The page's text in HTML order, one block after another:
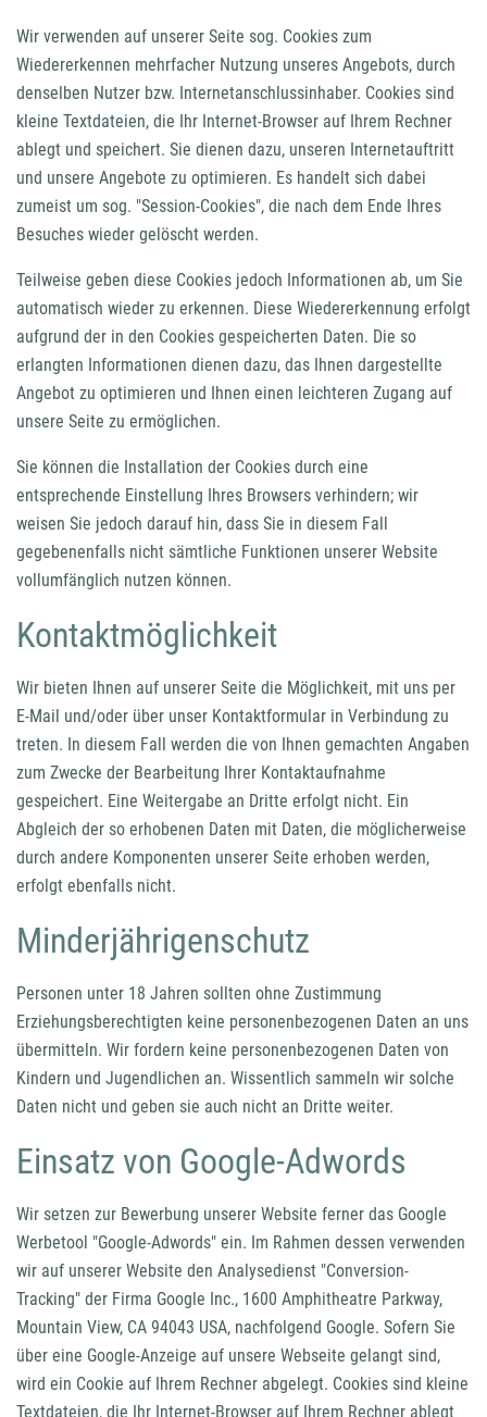
Wir verwenden auf unserer Seite sog. Cookies zum
Wiedererkennen mehrfacher Nutzung unseres Angebots, durch
denselben Nutzer bzw. Internetanschlussinhaber. Cookies sind
kleine Textdateien, die Ihr Internet-Browser auf Ihrem Rechner
ablegt und speichert. Sie dienen dazu, unseren Internetauftritt
und unsere Angebote zu optimieren. Es handelt sich dabei
zumeist um sog. "Session-Cookies", die nach dem Ende Ihres
Besuches wieder gelöscht werden.
Teilweise geben diese Cookies jedoch Informationen ab, um Sie
automatisch wieder zu erkennen. Diese Wiedererkennung erfolgt
aufgrund der in den Cookies gespeicherten Daten. Die so
erlangten Informationen dienen dazu, das Ihnen dargestellte
Angebot zu optimieren und Ihnen einen leichteren Zugang auf
unsere Seite zu ermöglichen.
Sie können die Installation der Cookies durch eine
entsprechende Einstellung Ihres Browsers verhindern; wir
weisen Sie jedoch darauf hin, dass Sie in diesem Fall
gegebenenfalls nicht sämtliche Funktionen unserer Website
vollumfänglich nutzen können.
Kontaktmöglichkeit
Wir bieten Ihnen auf unserer Seite die Möglichkeit, mit uns per
E-Mail und/oder über unser Kontaktformular in Verbindung zu
treten. In diesem Fall werden die von Ihnen gemachten Angaben
zum Zwecke der Bearbeitung Ihrer Kontaktaufnahme
gespeichert. Eine Weitergabe an Dritte erfolgt nicht. Ein
Abgleich der so erhobenen Daten mit Daten, die möglicherweise
durch andere Komponenten unserer Seite erhoben werden,
erfolgt ebenfalls nicht.
Minderjährigenschutz
Personen unter 18 Jahren sollten ohne Zustimmung
Erziehungsberechtigten keine personenbezogenen Daten an uns
übermitteln. Wir fordern keine personenbezogenen Daten von
Kindern und Jugendlichen an. Wissentlich sammeln wir solche
Daten nicht und geben sie auch nicht an Dritte weiter.
Einsatz von Google-Adwords
Wir setzen zur Bewerbung unserer Website ferner das Google
Werbetool "Google-Adwords" ein. Im Rahmen dessen verwenden
wir auf unserer Website den Analysedienst "Conversion-
Tracking" der Firma Google Inc., 1600 Amphitheatre Parkway,
Mountain View, CA 94043 USA, nachfolgend Google. Sofern Sie
über eine Google-Anzeige auf unsere Webseite gelangt sind,
wird ein Cookie auf Ihrem Rechner abgelegt. Cookies sind kleine
Textdateien, die Ihr Internet-Browser auf Ihrem Rechner ablegt